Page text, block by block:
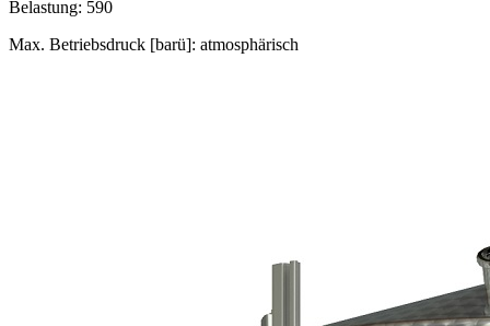
Belastung: 590
Max. Betriebsdruck [barü]: atmosphärisch